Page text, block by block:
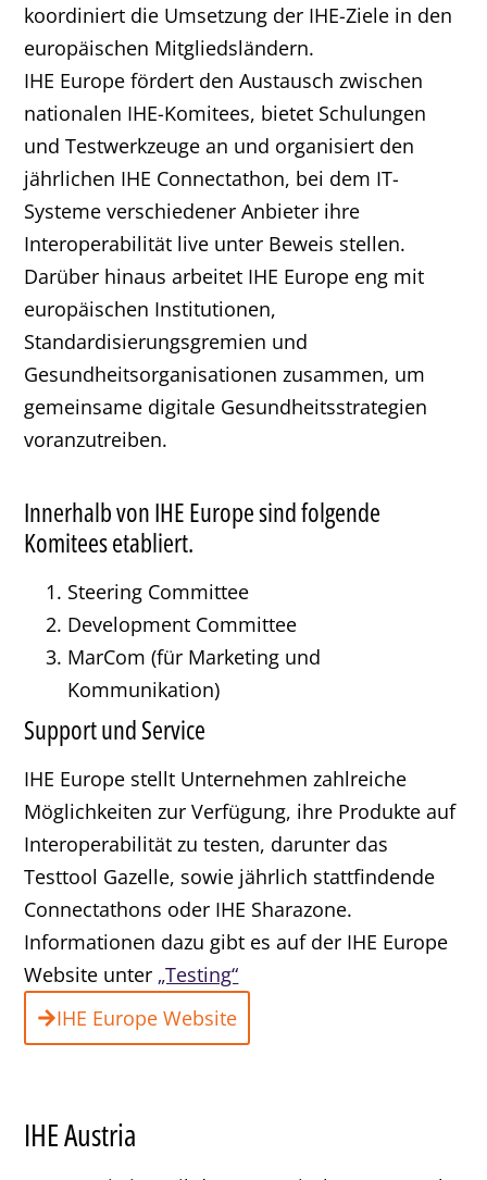
koordiniert die Umsetzung der IHE-Ziele in den
europäischen Mitgliedsländern.
IHE Europe fördert den Austausch zwischen
nationalen IHE-Komitees, bietet Schulungen
und Testwerkzeuge an und organisiert den
jährlichen IHE Connectathon, bei dem IT-
Systeme verschiedener Anbieter ihre
Interoperabilität live unter Beweis stellen.
Darüber hinaus arbeitet IHE Europe eng mit
europäischen Institutionen,
Standardisierungsgremien und
Gesundheitsorganisationen zusammen, um
gemeinsame digitale Gesundheitsstrategien
voranzutreiben.
Innerhalb von IHE Europe sind folgende
Komitees etabliert.
Steering Committee
Development Committee
MarCom (für Marketing und
Kommunikation)
Support und Service
IHE Europe stellt Unternehmen zahlreiche
Möglichkeiten zur Verfügung, ihre Produkte auf
Interoperabilität zu testen, darunter das
Testtool Gazelle, sowie jährlich stattfindende
Connectathons oder IHE Sharazone.
Informationen dazu gibt es auf der IHE Europe
Website unter „Testing“
IHE Europe Website
IHE Austria